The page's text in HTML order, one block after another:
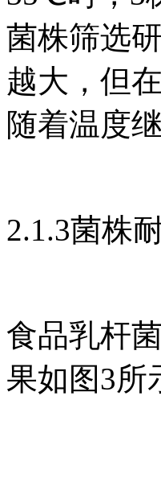
菌株筛选
越大，但
随着温度
2.1.3菌株
食品乳杆
果如图3所